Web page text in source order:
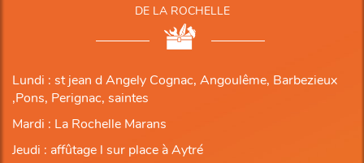
DE LA ROCHELLE
Lundi : st jean d Angely Cognac, Angoulême, Barbezieux
,Pons, Perignac, saintes
Mardi : La Rochelle Marans
Jeudi : affûtage l sur place à Aytré